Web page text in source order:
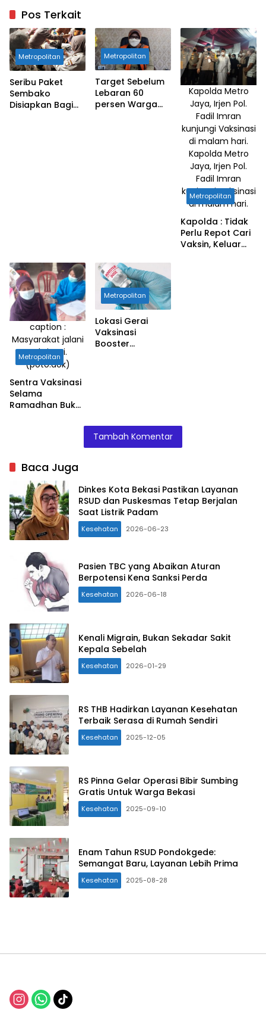
Pos Terkait
Metropolitan
Seribu Paket
Sembako
Disiapkan Bagi
Metropolitan
Target Sebelum
Lebaran 60
persen Warga
Kapolda Metro
Jaya, Irjen Pol.
Fadil Imran
kunjungi Vaksinasi
di malam hari.
Kapolda Metro
Jaya, Irjen Pol.
Fadil Imran
kunjungi Vaksinasi
di malam hari.
Metropolitan
Kapolda : Tidak
Perlu Repot Cari
Vaksin, Keluar
caption :
Masyarakat jalani
vaksinasi.
(poto:dok)
Metropolitan
Sentra Vaksinasi
Selama
Ramadhan Buka
Metropolitan
Lokasi Gerai
Vaksinasi
Booster
Tambah Komentar
Baca Juga
Dinkes Kota Bekasi Pastikan Layanan
RSUD dan Puskesmas Tetap Berjalan
Saat Listrik Padam
Kesehatan 2026-06-23
Pasien TBC yang Abaikan Aturan
Berpotensi Kena Sanksi Perda
Kesehatan 2026-06-18
Kenali Migrain, Bukan Sekadar Sakit
Kepala Sebelah
Kesehatan 2026-01-29
RS THB Hadirkan Layanan Kesehatan
Terbaik Serasa di Rumah Sendiri
Kesehatan 2025-12-05
RS Pinna Gelar Operasi Bibir Sumbing
Gratis Untuk Warga Bekasi
Kesehatan 2025-09-10
Enam Tahun RSUD Pondokgede:
Semangat Baru, Layanan Lebih Prima
Kesehatan 2025-08-28